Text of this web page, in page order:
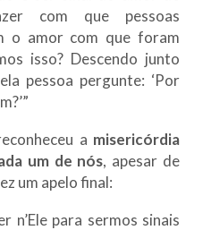
com que pessoas
o amor com que foram
isso? Descendo junto
pessoa pergunte: ‘Por
a misericórdia
um de nós, apesar de
um apelo final:
n’Ele para sermos sinais